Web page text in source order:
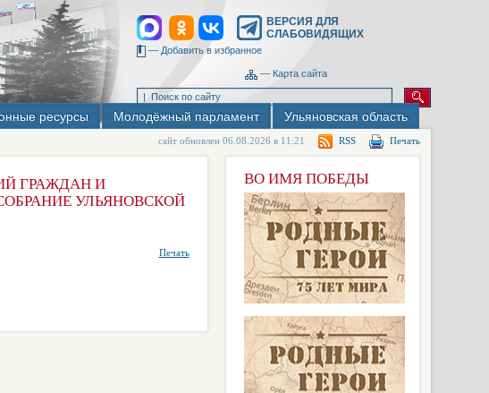
ВЕРСИЯ ДЛЯ
СЛАБОВИДЯЩИХ
— Добавить в избранное
— Карта сайта
ресурсы Молодёжный парламент Ульяновская область
сайт обновлен 06.08.2026 в 11:21 RSS Печать
ГРАЖДАН И
УЛЬЯНОВСКОЙ
Печать
ВО ИМЯ ПОБЕДЫ